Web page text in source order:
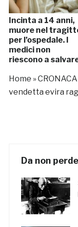
Incinta a 14 anni,
muore nel
per l’ospedale. I
medici non
riescono a
Home »CRONACA
vendetta evira
Da non